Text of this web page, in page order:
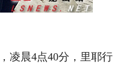
凌晨4点40分，里耶行